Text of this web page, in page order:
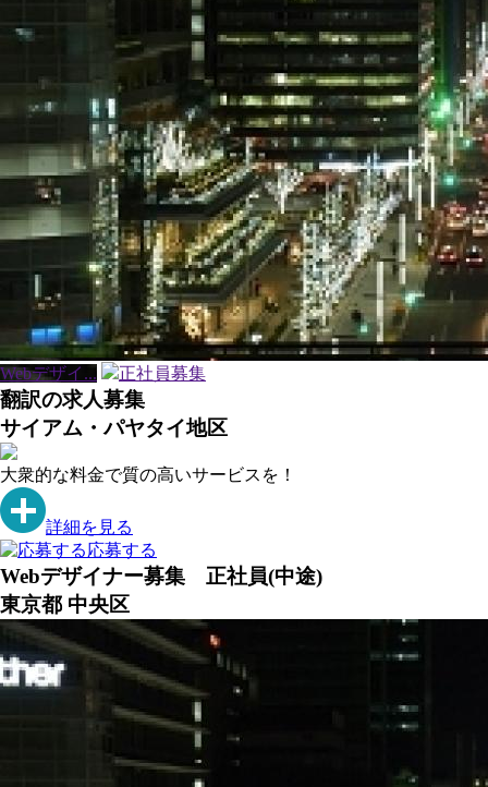
Webデザイ... 正社員募集
翻訳の求人募集
サイアム・パヤタイ地区
大衆的な料金で質の高いサービスを！
詳細を見る
応募する
Webデザイナー募集 正社員(中途)
東京都 中央区